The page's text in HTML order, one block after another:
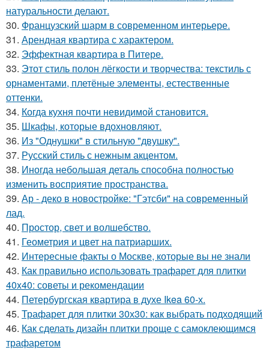
натуральности делают.
30. Французский шарм в современном интерьере.
31. Арендная квартира с характером.
32. Эффектная квартира в Питере.
33. Этот стиль полон лёгкости и творчества: текстиль с
орнаментами, плетёные элементы, естественные
оттенки.
34. Когда кухня почти невидимой становится.
35. Шкафы, которые вдохновляют.
36. Из "Однушки" в стильную "двушку".
37. Русский стиль с нежным акцентом.
38. Иногда небольшая деталь способна полностью
изменить восприятие пространства.
39. Ар - деко в новостройке: "Гэтсби" на современный
лад.
40. Простор, свет и волшебство.
41. Геометрия и цвет на патриарших.
42. Интересные факты о Москве, которые вы не знали
43. Как правильно использовать трафарет для плитки
40x40: советы и рекомендации
44. Петербургская квартира в духе Ikea 60-х.
45. Трафарет для плитки 30х30: как выбрать подходящий
46. Как сделать дизайн плитки проще с самоклеющимся
трафаретом